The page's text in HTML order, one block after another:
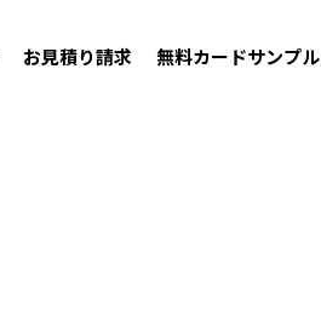
お見積り請求 無料カードサンプル